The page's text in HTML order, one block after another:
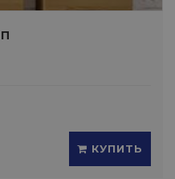
КУПИТЬ